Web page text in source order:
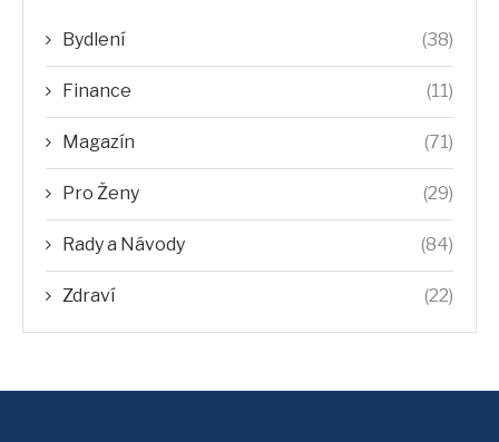
Bydlení (38)
Finance (11)
Magazín (71)
Pro Ženy (29)
Rady a Návody (84)
Zdraví (22)